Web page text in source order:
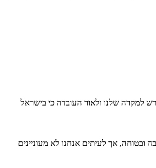
למקרה שלנו ולאור העובדה כי בישראל
ובטוחה, אך לעיתים אנחנו לא מעוניינים